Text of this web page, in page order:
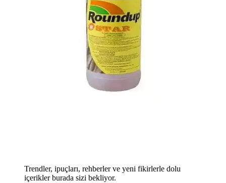
Trendler, ipuçları, rehberler ve yeni fikirlerle dolu
içerikler burada sizi bekliyor.